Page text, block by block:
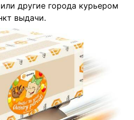
другие города курьером
выдачи.